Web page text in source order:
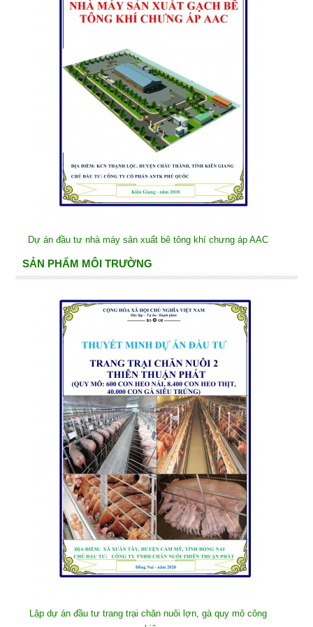
Dự án đầu tư nhà máy sản xuất bê tông khí chưng áp AAC
SẢN PHẨM MÔI TRƯỜNG
Lập dự án đầu tư trang trại chăn nuôi lợn, gà quy mô công